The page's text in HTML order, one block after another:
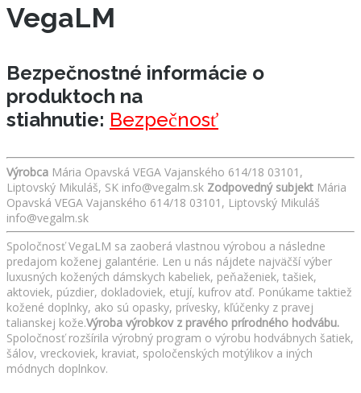
VegaLM
Bezpečnostné informácie o
produktoch na
stiahnutie: Bezpečnosť
Výrobca Mária Opavská VEGA Vajanského 614/18 03101,
Liptovský Mikuláš, SK info@vegalm.sk Zodpovedný subjekt Mária
Opavská VEGA Vajanského 614/18 03101, Liptovský Mikuláš
info@vegalm.sk
Spoločnosť VegaLM sa zaoberá vlastnou výrobou a následne
predajom koženej galantérie. Len u nás nájdete najväčší výber
luxusných kožených dámskych kabeliek, peňaženiek, tašiek,
aktoviek, púzdier, dokladoviek, etují, kufrov atď. Ponúkame taktiež
kožené doplnky, ako sú opasky, prívesky, kľúčenky z pravej
talianskej kože.Výroba výrobkov z pravého prírodného hodvábu.
Spoločnosť rozšírila výrobný program o výrobu hodvábnych šatiek,
šálov, vreckoviek, kraviat, spoločenských motýlikov a iných
módnych doplnkov.